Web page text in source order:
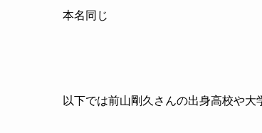
本名同じ
以下では前山剛久さんの出身高校や